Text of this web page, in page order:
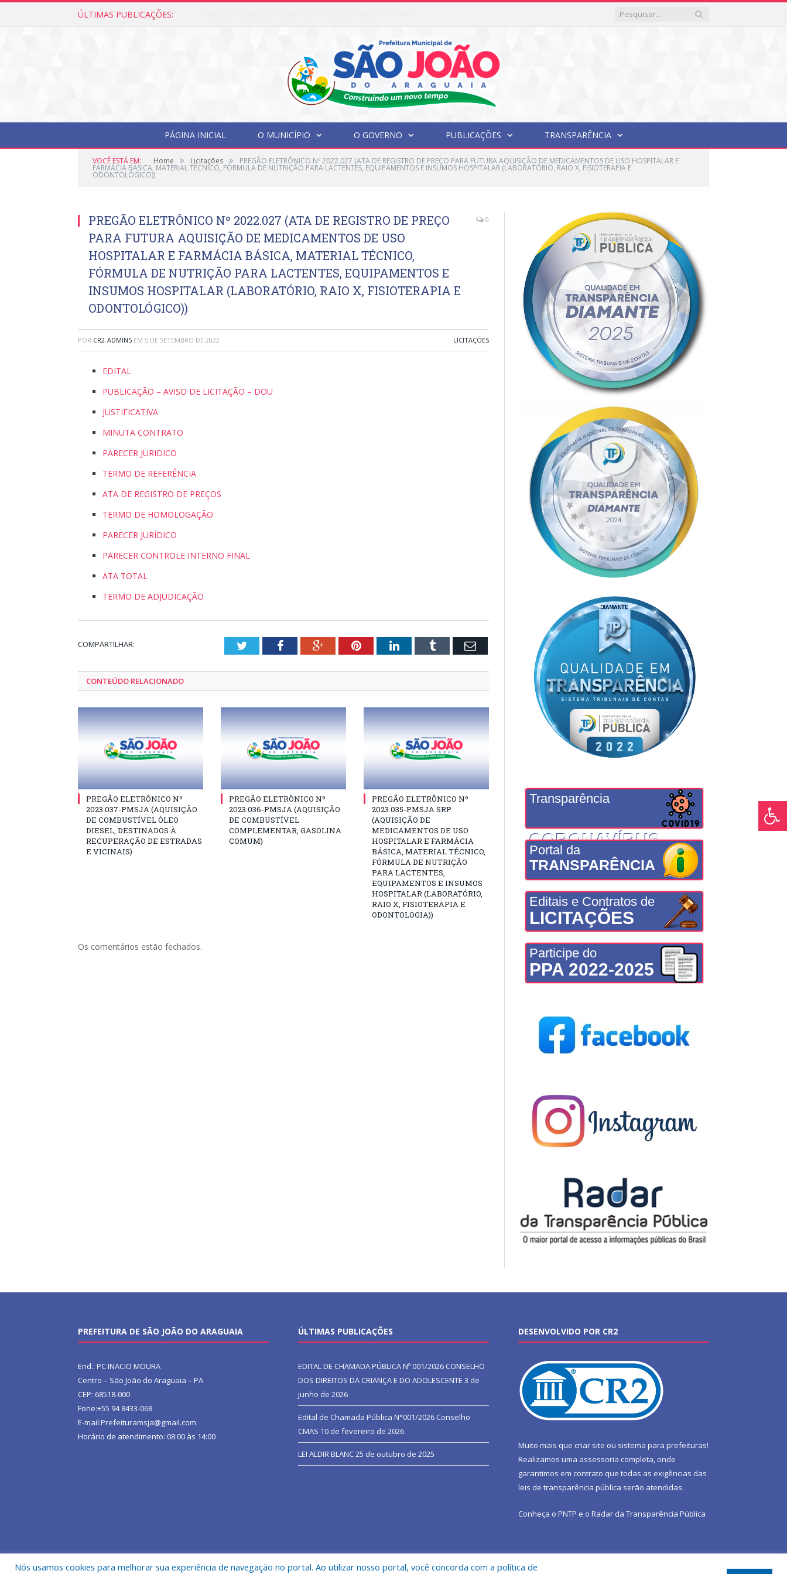
ÚLTIMAS PUBLICAÇÕES:
PÁGINA INICIAL O MUNICÍPIO O GOVERNO PUBLICAÇÕES TRANSPARÊNCIA
VOCÊ ESTÁ EM: Home » Licitações » PREGÃO ELETRÔNICO Nº 2022.027 (ATA DE REGISTRO DE PREÇO PARA FUTURA AQUISIÇÃO DE MEDICAMENTOS DE USO HOSPITALAR E
FARMÁCIA BÁSICA, MATERIAL TÉCNICO, FÓRMULA DE NUTRIÇÃO PARA LACTENTES, EQUIPAMENTOS E INSUMOS HOSPITALAR (LABORATÓRIO, RAIO X, FISIOTERAPIA E
ODONTOLÓGICO))
PREGÃO ELETRÔNICO Nº 2022.027 (ATA DE REGISTRO DE PREÇO
PARA FUTURA AQUISIÇÃO DE MEDICAMENTOS DE USO
HOSPITALAR E FARMÁCIA BÁSICA, MATERIAL TÉCNICO,
FÓRMULA DE NUTRIÇÃO PARA LACTENTES, EQUIPAMENTOS E
INSUMOS HOSPITALAR (LABORATÓRIO, RAIO X, FISIOTERAPIA E
ODONTOLÓGICO))
0
POR CR2-ADMIN5 EM 5 DE SETEMBRO DE 2022 LICITAÇÕES
EDITAL
PUBLICAÇÃO – AVISO DE LICITAÇÃO – DOU
JUSTIFICATIVA
MINUTA CONTRATO
PARECER JURIDICO
TERMO DE REFERÊNCIA
ATA DE REGISTRO DE PREÇOS
TERMO DE HOMOLOGAÇÃO
PARECER JURÍDICO
PARECER CONTROLE INTERNO FINAL
ATA TOTAL
TERMO DE ADJUDICAÇÃO
COMPARTILHAR: TwitterFacebookGoogle+PinterestLinkedInTumblr Email
CONTEÚDO RELACIONADO
PREGÃO ELETRÔNICO Nº
2023.037-PMSJA (AQUISIÇÃO
DE COMBUSTÍVEL ÓLEO
DIESEL, DESTINADOS À
RECUPERAÇÃO DE ESTRADAS
E VICINAIS)
PREGÃO ELETRÔNICO Nº
2023.036-PMSJA (AQUISIÇÃO
DE COMBUSTÍVEL
COMPLEMENTAR, GASOLINA
COMUM)
PREGÃO ELETRÔNICO Nº
2023.035-PMSJA SRP
(AQUISIÇÃO DE
MEDICAMENTOS DE USO
HOSPITALAR E FARMÁCIA
BÁSICA, MATERIAL TÉCNICO,
FÓRMULA DE NUTRIÇÃO
PARA LACTENTES,
EQUIPAMENTOS E INSUMOS
HOSPITALAR (LABORATÓRIO,
RAIO X, FISIOTERAPIA E
ODONTOLOGIA))
Os comentários estão fechados.
Transparência
CORONAVÍRUS
Portal da
TRANSPARÊNCIA
Editais e Contratos de
LICITAÇÕES
Participe do
PPA 2022-2025
PREFEITURA DE SÃO JOÃO DO ARAGUAIA
End.: PC INACIO MOURA
Centro – São João do Araguaia – PA
CEP: 68518-000
Fone:+55 94 8433-068
E-mail:Prefeituramsja@gmail.com
Horário de atendimento: 08:00 às 14:00
ÚLTIMAS PUBLICAÇÕES
EDITAL DE CHAMADA PÚBLICA Nº 001/2026 CONSELHO
DOS DIREITOS DA CRIANÇA E DO ADOLESCENTE 3 de
junho de 2026
Edital de Chamada Pública N°001/2026 Conselho
CMAS 10 de fevereiro de 2026
LEI ALDIR BLANC25 de outubro de 2025
DESENVOLVIDO POR CR2
Muito mais que criar site ou sistema para prefeituras!
Realizamos uma assessoria completa, onde
garantimos em contrato que todas as exigências das
leis de transparência pública serão atendidas.
Conheça o PNTP e o Radar da Transparência Pública
Nós usamos cookies para melhorar sua experiência de navegação no portal. Ao utilizar nosso portal, você concorda com a política de